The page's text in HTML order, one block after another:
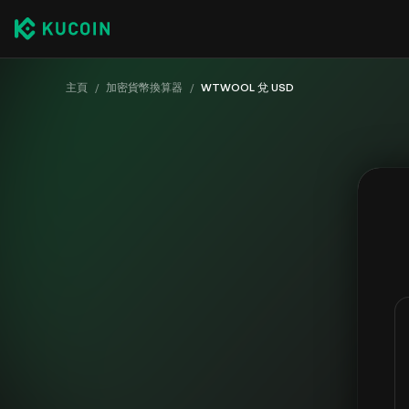
主頁 / 加密貨幣換算器 / WTWOOL 兌 USD